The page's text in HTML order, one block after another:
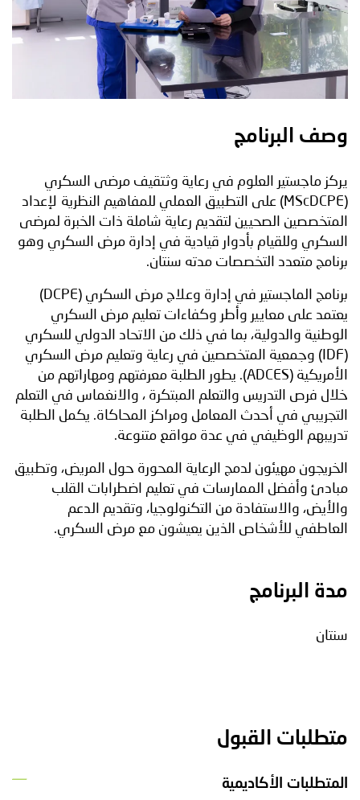
وصف البرنامج
يركز ماجستير العلوم في رعاية وثتقيف مرضى السكري
(MScDCPE) على التطبيق العملي للمفاهيم النظرية لإعداد
المتخصصين الصحيين لتقديم رعاية شاملة ذات الخبرة لمرضى
السكري وللقيام بأدوار قيادية في إدارة مرض السكري وهو
برنامج متعدد التخصصات مدته سنتان.
برنامج الماجستير في إدارة وعلاج مرض السكري (DCPE)
يعتمد على معايير وأطر وكفاءات تعليم مرض السكري
الوطنية والدولية، بما في ذلك من الاتحاد الدولي للسكري
(IDF) وجمعية المتخصصين في رعاية وتعليم مرض السكري
الأمريكية (ADCES). يطور الطلبة معرفتهم ومهاراتهم من
خلال فرص التدريس والتعلم المبتكرة ، والانغماس في التعلم
التجريبي في أحدث المعامل ومراكز المحاكاة. يكمل الطلبة
تدريبهم الوظيفي في عدة مواقع متنوعة.
الخريجون مهيئون لدمج الرعاية المحورة حول المريض، وتطبيق
مبادئ وأفضل الممارسات في تعليم اضطرابات القلب
والأيض، والاستفادة من التكنولوجيا، وتقديم الدعم
العاطفي للأشخاص الذين يعيشون مع مرض السكري.
مدة البرنامج
سنتان
متطلبات القبول
المتطلبات الأكاديمية